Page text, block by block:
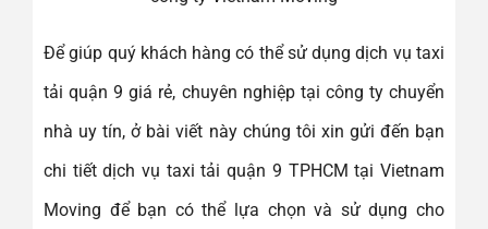
Để giúp quý khách hàng có thể sử dụng dịch vụ taxi
tải quận 9 giá rẻ, chuyên nghiệp tại công ty chuyển
nhà uy tín, ở bài viết này chúng tôi xin gửi đến bạn
chi tiết dịch vụ taxi tải quận 9 TPHCM tại Vietnam
Moving để bạn có thể lựa chọn và sử dụng cho